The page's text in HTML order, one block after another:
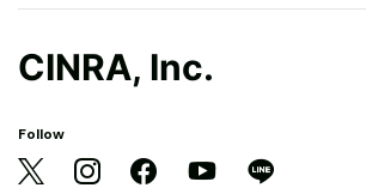
CINRA, Inc.
Follow